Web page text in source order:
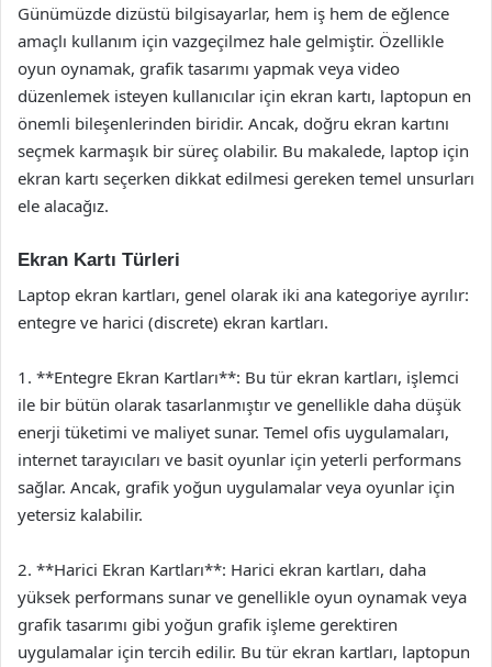
Günümüzde dizüstü bilgisayarlar, hem iş hem de eğlence
amaçlı kullanım için vazgeçilmez hale gelmiştir. Özellikle
oyun oynamak, grafik tasarımı yapmak veya video
düzenlemek isteyen kullanıcılar için ekran kartı, laptopun en
önemli bileşenlerinden biridir. Ancak, doğru ekran kartını
seçmek karmaşık bir süreç olabilir. Bu makalede, laptop için
ekran kartı seçerken dikkat edilmesi gereken temel unsurları
ele alacağız.
Ekran Kartı Türleri
Laptop ekran kartları, genel olarak iki ana kategoriye ayrılır:
entegre ve harici (discrete) ekran kartları.
1. **Entegre Ekran Kartları**: Bu tür ekran kartları, işlemci
ile bir bütün olarak tasarlanmıştır ve genellikle daha düşük
enerji tüketimi ve maliyet sunar. Temel ofis uygulamaları,
internet tarayıcıları ve basit oyunlar için yeterli performans
sağlar. Ancak, grafik yoğun uygulamalar veya oyunlar için
yetersiz kalabilir.
2. **Harici Ekran Kartları**: Harici ekran kartları, daha
yüksek performans sunar ve genellikle oyun oynamak veya
grafik tasarımı gibi yoğun grafik işleme gerektiren
uygulamalar için tercih edilir. Bu tür ekran kartları, laptopun